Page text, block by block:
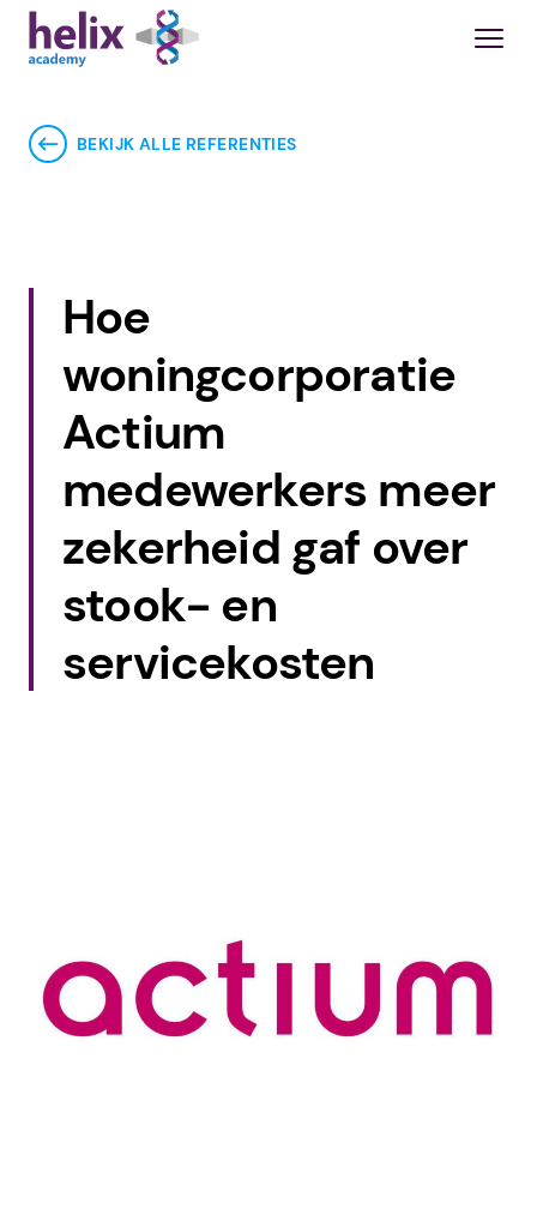
BEKIJK ALLE REFERENTIES
Hoe
woningcorporatie
Actium
medewerkers meer
zekerheid gaf over
stook- en
servicekosten